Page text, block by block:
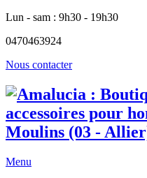
Lun - sam : 9h30 - 19h30
0470463924
Nous contacter
Menu